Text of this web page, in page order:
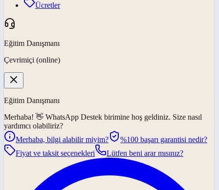
Ücretler
Eğitim Danışmanı
Çevrimiçi (online)
Eğitim Danışmanı
Merhaba! 👋 WhatsApp Destek birimine hoş geldiniz. Size nasıl
yardımcı olabiliriz?
Merhaba, bilgi alabilir miyim?
%100 başarı garantisi nedir?
Fiyat ve taksit seçenekleri
Lütfen beni arar mısınız?